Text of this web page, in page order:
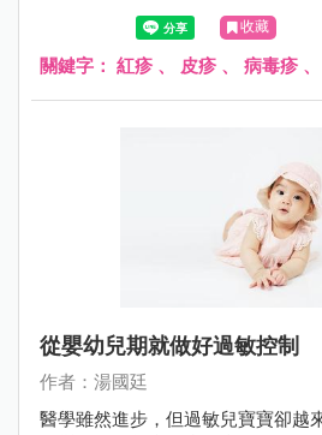
收藏
關鍵字： 紅疹 、 皮疹 、 病毒疹 、
從嬰幼兒期就做好過敏控制
作者：湯國廷
醫學雖然進步，但過敏兒寶寶卻越